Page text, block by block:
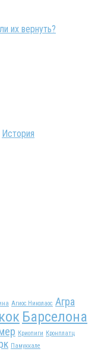
их вернуть?
История
Агиос Николаос Агра
Барселона
Криопиги Кронплатц
Памуккале